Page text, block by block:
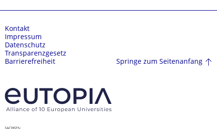
Kontakt
Impressum
Datenschutz
Transparenzgesetz
Barrierefreiheit
Springe zum Seitenanfang